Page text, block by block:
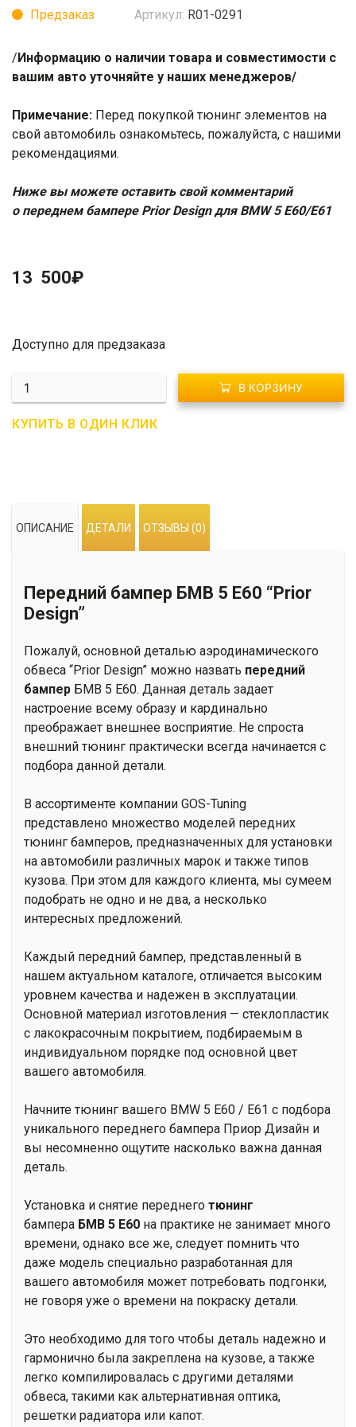
Артикул: R01-0291
Предзаказ
/Информацию о наличии товара и совместимости с
вашим авто уточняйте у наших менеджеров/
Примечание: Перед покупкой тюнинг элементов на
свой автомобиль ознакомьтесь, пожалуйста, с нашими
рекомендациями.
Ниже вы можете оставить свой комментарий
о переднем бампере Prior Design для BMW 5 E60/E61
13 500₽
Доступно для предзаказа
Количество
R01-
0291
"Prior
В КОРЗИНУ
КУПИТЬ В ОДИН КЛИК
ОПИСАНИЕ ДЕТАЛИ ОТЗЫВЫ (0)
Передний бампер БМВ 5 Е60 “Prior
Design”
Пожалуй, основной деталью аэродинамического
обвеса “Prior Design” можно назвать передний
бампер БМВ 5 Е60. Данная деталь задает
настроение всему образу и кардинально
преображает внешнее восприятие. Не спроста
внешний тюнинг практически всегда начинается с
подбора данной детали.
В ассортименте компании GOS-Tuning
представлено множество моделей передних
тюнинг бамперов, предназначенных для установки
на автомобили различных марок и также типов
кузова. При этом для каждого клиента, мы сумеем
подобрать не одно и не два, а несколько
интересных предложений.
Каждый передний бампер, представленный в
нашем актуальном каталоге, отличается высоким
уровнем качества и надежен в эксплуатации.
Основной материал изготовления — стеклопластик
с лакокрасочным покрытием, подбираемым в
индивидуальном порядке под основной цвет
вашего автомобиля.
Начните тюнинг вашего BMW 5 E60 / E61 с подбора
уникального переднего бампера Приор Дизайн и
вы несомненно ощутите насколько важна данная
деталь.
Установка и снятие переднего тюнинг
бампера БМВ 5 Е60 на практике не занимает много
времени, однако все же, следует помнить что
даже модель специально разработанная для
вашего автомобиля может потребовать подгонки,
не говоря уже о времени на покраску детали.
Это необходимо для того чтобы деталь надежно и
гармонично была закреплена на кузове, а также
легко компилировалась с другими деталями
обвеса, такими как альтернативная оптика,
решетки радиатора или капот.